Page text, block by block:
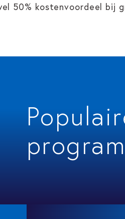
50% kostenvoordeel bij